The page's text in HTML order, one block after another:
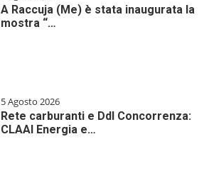
A Raccuja (Me) è stata inaugurata la
mostra “…
5 Agosto 2026
Rete carburanti e Ddl Concorrenza:
CLAAI Energia e…